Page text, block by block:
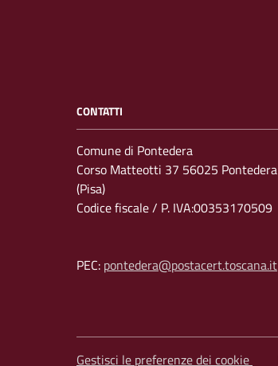
CONTATTI
Comune di Pontedera
Corso Matteotti 37 56025 Pontedera
(Pisa)
Codice fiscale / P. IVA:00353170509
PEC: pontedera@postacert.toscana.it
Gestisci le preferenze dei cookie